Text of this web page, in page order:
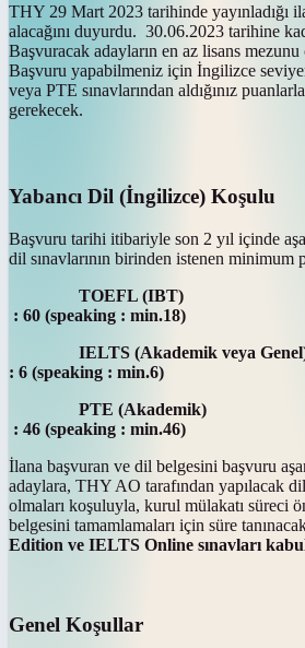
THY 29 Mart 2023 tarihinde yayınladığı
alacağını duyurdu. 30.06.2023 tarihine
Başvuracak adayların en az lisans
Başvuru yapabilmeniz için İngilizce
veya PTE sınavlarından aldığınız
gerekecek.
Yabancı Dil (İngilizce) Koşulu
Başvuru tarihi itibariyle son 2 yıl içinde
dil sınavlarının birinden istenen minimum
TOEFL
: 60 (speaking : min.18)
IELTS (Akademik veya
: 6 (speaking : min.6)
PTE
: 46 (speaking : min.46)
İlana başvuran ve dil belgesini başvuru
adaylara, THY AO tarafından yapılacak dil
olmaları koşuluyla, kurul mülakatı süreci
belgesini tamamlamaları için süre
Edition ve IELTS Online sınavları
Genel Koşullar